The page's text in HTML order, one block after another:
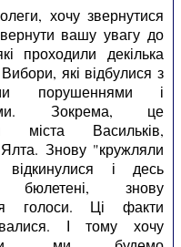
хочу звернутися
вашу увагу до
проходили декілька
які відбулися з
порушеннями і
Зокрема, це
міста Васильків,
Знову "кружляли
відкинулися і десь
бюлетені, знову
голоси. Ці факти
І тому хочу